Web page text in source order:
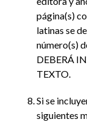
página(s)
latinas se
número(s)
DEBERÁ
TEXTO.
Si se
siguientes